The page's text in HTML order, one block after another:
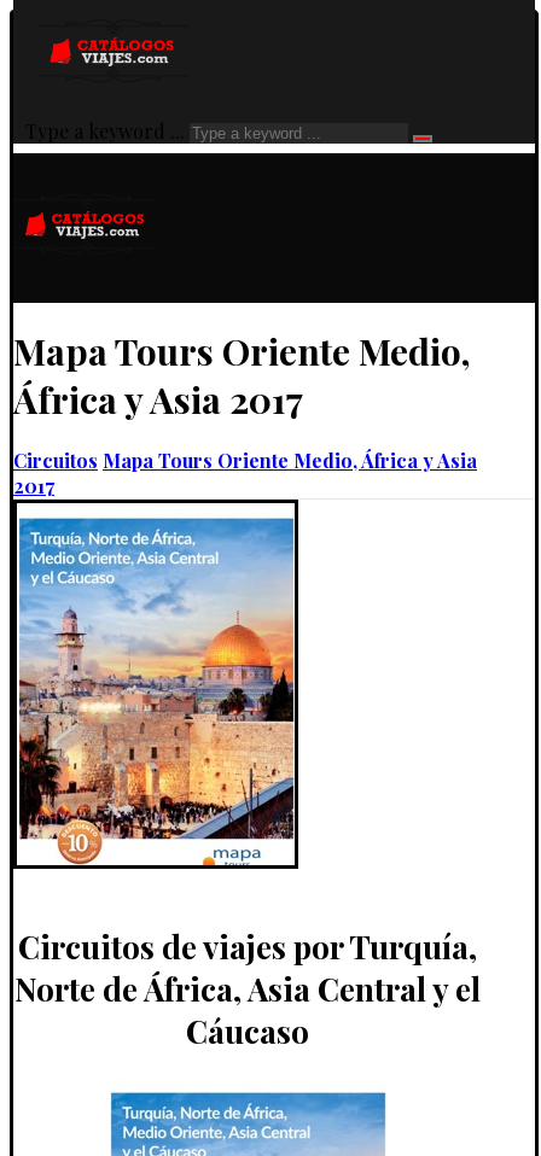
Type a keyword ...
Mapa Tours Oriente Medio,
África y Asia 2017
Circuitos Mapa Tours Oriente Medio, África y Asia
2017
Circuitos de viajes por Turquía,
Norte de África, Asia Central y el
Cáucaso